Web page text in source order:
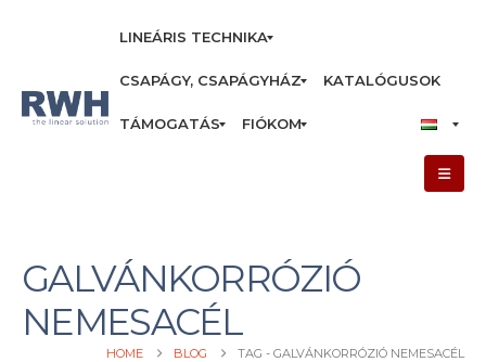
LINEÁRIS TECHNIKA
CSAPÁGY, CSAPÁGYHÁZ KATALÓGUSOK
TÁMOGATÁS FIÓKOM
GALVÁNKORRÓZIÓ
NEMESACÉL
HOME BLOG TAG - GALVÁNKORRÓZIÓ NEMESACÉL